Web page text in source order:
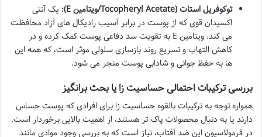
توکوفریل استات (Tocopheryl Acetate/ویتامین E):
یک آنتی
اکسیدان قوی که از پوست در برابر آسیب رادیکال های آزاد محافظت
می کند. ویتامین E به تقویت سد دفاعی پوست کمک کرده و در
کاهش التهاب و تسریع روند بازسازی سلولی موثر است، که همه این
ها به حفظ جوانی و شادابی پوست منجر می شود.
بررسی ترکیبات احتمالی حساسیت زا یا بحث برانگیز
همواره توجه به ترکیبات بالقوه حساسیت زا برای افرادی که پوست حساس
دارند یا به دنبال محصولات پاک تر هستند، از اهمیت بالایی برخوردار است.
در فرمولاسیون این ضد آفتاب، نیاز است که به بررسی وجود موادی مانند